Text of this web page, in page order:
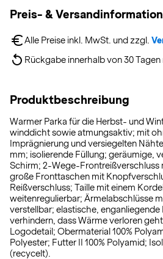
Preis- &
Alle Preise inkl. MwSt. und zzgl.
Rückgabe innerhalb von 30
Produktbeschreibung
Warmer Parka für die Herbst- und
winddicht sowie atmungsaktiv; mit
Imprägnierung und versiegelten
mm; isolierende Füllung; geräumige,
Schirm; 2-Wege-Frontreißverschluss
große Fronttaschen mit
Reißverschluss; Taille mit einem
weitenregulierbar; Ärmelabschlüsse
verstellbar; elastische,
verhindern, dass Wärme verloren
Logodetail; Obermaterial 100%
Polyester; Futter II 100% Polyamid;
(recycelt).